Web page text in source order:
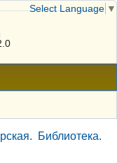
Библиотека.
Select Language ▼